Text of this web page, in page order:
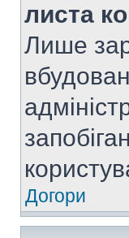
листа
Лише
Догори